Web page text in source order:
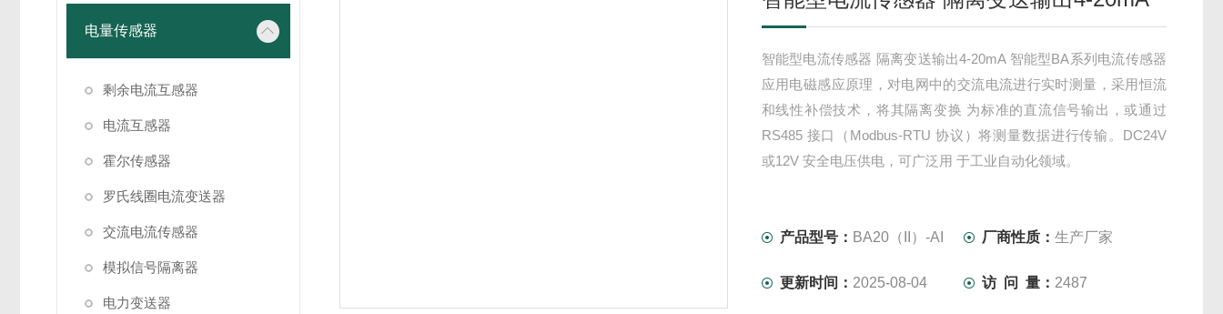
智能型电流传感器 隔离变送输出4-20mA 智能型BA系列电流传感器
应用电磁感应原理，对电网中的交流电流进行实时测量，采用恒流
和线性补偿技术，将其隔离变换 为标准的直流信号输出，或通过
RS485 接口（Modbus-RTU 协议）将测量数据进行传输。DC24V
或12V 安全电压供电，可广泛用 于工业自动化领域。
产品型号： BA20（II）-AI 厂商性质：生产厂家
更新时间： 2025-08-04 访 问 量： 2487
电量传感器
剩余电流互感器
电流互感器
霍尔传感器
罗氏线圈电流变送器
交流电流传感器
模拟信号隔离器
电力变送器